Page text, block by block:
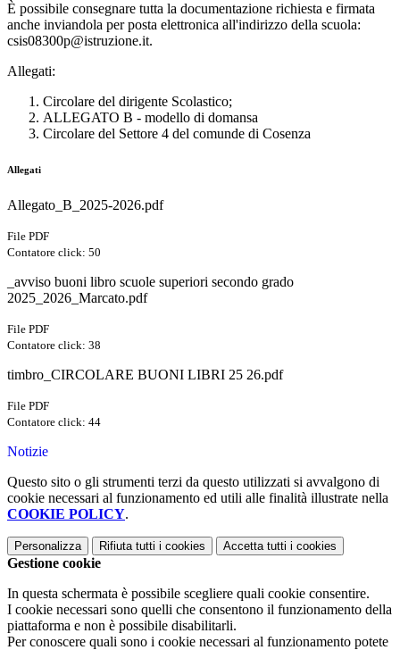
È possibile consegnare tutta la documentazione richiesta e firmata
anche inviandola per posta elettronica all'indirizzo della scuola:
csis08300p@istruzione.it.
Allegati:
Circolare del dirigente Scolastico;
ALLEGATO B - modello di domansa
Circolare del Settore 4 del comunde di Cosenza
Allegati
Allegato_B_2025-2026.pdf
File PDF
Contatore click: 50
_avviso buoni libro scuole superiori secondo grado
2025_2026_Marcato.pdf
File PDF
Contatore click: 38
timbro_CIRCOLARE BUONI LIBRI 25 26.pdf
File PDF
Contatore click: 44
Notizie
Questo sito o gli strumenti terzi da questo utilizzati si avvalgono di
cookie necessari al funzionamento ed utili alle finalità illustrate nella
COOKIE POLICY.
Personalizza Rifiuta tutti i cookies Accetta tutti i cookies
Gestione cookie
In questa schermata è possibile scegliere quali cookie consentire.
I cookie necessari sono quelli che consentono il funzionamento della
piattaforma e non è possibile disabilitarli.
Per conoscere quali sono i cookie necessari al funzionamento potete